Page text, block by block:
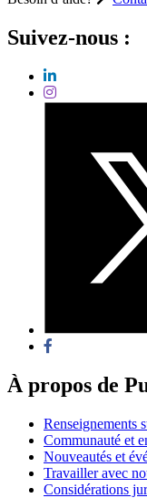
Suivez-nous :
À propos de
Renseignements
Communauté et
Nouveautés et
Travailler avec
Considérations